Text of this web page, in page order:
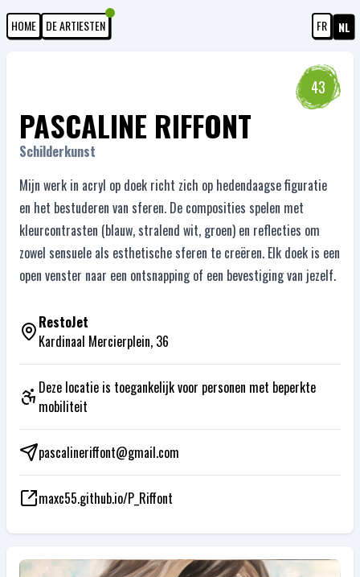
HOME DE ARTIESTEN FR NL
43
PASCALINE RIFFONT
Schilderkunst
Mijn werk in acryl op doek richt zich op hedendaagse figuratie
en het bestuderen van sferen. De composities spelen met
kleurcontrasten (blauw, stralend wit, groen) en reflecties om
zowel sensuele als esthetische sferen te creëren. Elk doek is een
open venster naar een ontsnapping of een bevestiging van jezelf.
RestoJet
Kardinaal Mercierplein, 36
Deze locatie is toegankelijk voor personen met beperkte
mobiliteit
pascalineriffont@gmail.com
maxc55.github.io/P_Riffont